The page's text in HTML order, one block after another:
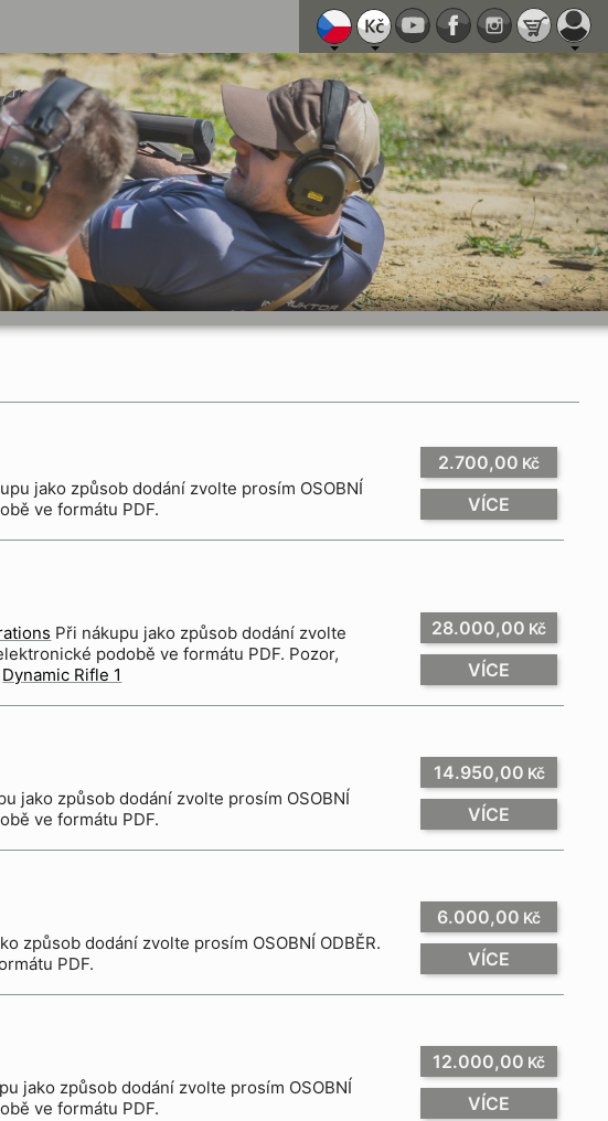
jako způsob dodání zvolte prosím OSOBNÍ
ve formátu PDF.
2.700,00 Kč
VÍCE
podobě ve formátu PDF. Pozor,
Dynamic Rifle 1
28.000,00 Kč
VÍCE
ve formátu PDF.
14.950,00 Kč
VÍCE
způsob dodání zvolte prosím OSOBNÍ ODBĚR.
PDF.
6.000,00 Kč
VÍCE
jako způsob dodání zvolte prosím OSOBNÍ
ve formátu PDF.
12.000,00 Kč
VÍCE